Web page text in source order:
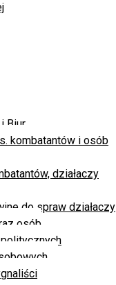
Biur
kombatantów i osób
działaczy
do spraw działaczy
osób